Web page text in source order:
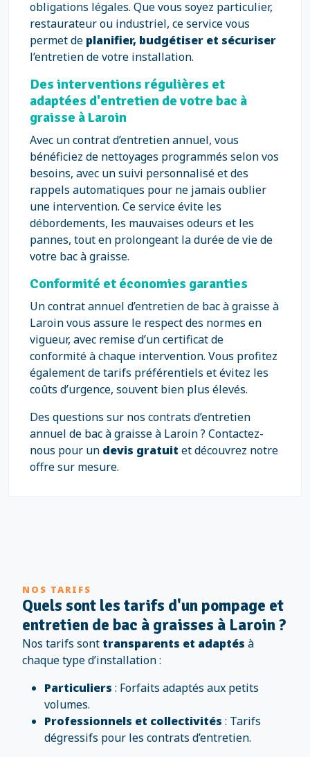
obligations légales. Que vous soyez particulier,
restaurateur ou industriel, ce service vous
permet de planifier, budgétiser et sécuriser
l’entretien de votre installation.
Des interventions régulières et
adaptées d'entretien de votre bac à
graisse à Laroin
Avec un contrat d’entretien annuel, vous
bénéficiez de nettoyages programmés selon vos
besoins, avec un suivi personnalisé et des
rappels automatiques pour ne jamais oublier
une intervention. Ce service évite les
débordements, les mauvaises odeurs et les
pannes, tout en prolongeant la durée de vie de
votre bac à graisse.
Conformité et économies garanties
Un contrat annuel d’entretien de bac à graisse à
Laroin vous assure le respect des normes en
vigueur, avec remise d’un certificat de
conformité à chaque intervention. Vous profitez
également de tarifs préférentiels et évitez les
coûts d’urgence, souvent bien plus élevés.
Des questions sur nos contrats d’entretien
annuel de bac à graisse à Laroin ? Contactez-
nous pour un devis gratuit et découvrez notre
offre sur mesure.
NOS TARIFS
Quels sont les tarifs d'un pompage et
entretien de bac à graisses à Laroin ?
Nos tarifs sont transparents et adaptés à
chaque type d’installation :
Particuliers : Forfaits adaptés aux petits
volumes.
Professionnels et collectivités : Tarifs
dégressifs pour les contrats d’entretien.